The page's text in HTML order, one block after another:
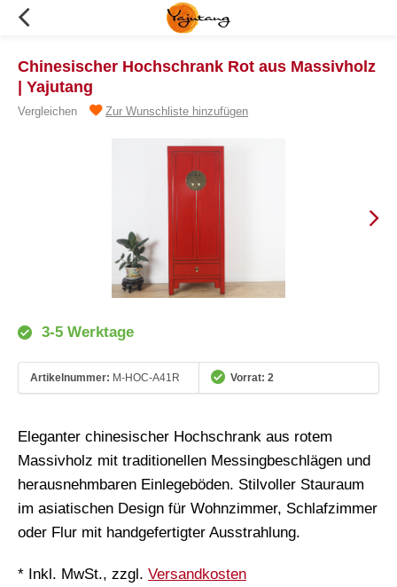
Chinesischer Hochschrank Rot aus Massivholz
| Yajutang
Vergleichen Zur Wunschliste hinzufügen
3-5 Werktage
Artikelnummer: M-HOC-A41R Vorrat: 2
Eleganter chinesischer Hochschrank aus rotem
Massivholz mit traditionellen Messingbeschlägen und
herausnehmbaren Einlegeböden. Stilvoller Stauraum
im asiatischen Design für Wohnzimmer, Schlafzimmer
oder Flur mit handgefertigter Ausstrahlung.
* Inkl. MwSt., zzgl. Versandkosten